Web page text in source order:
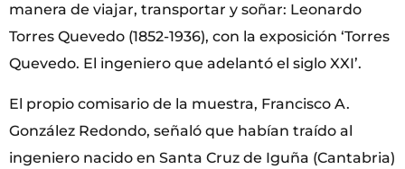
manera de viajar, transportar y soñar: Leonardo
Torres Quevedo (1852-1936), con la exposición ‘Torres
Quevedo. El ingeniero que adelantó el siglo XXI’.
El propio comisario de la muestra, Francisco A.
González Redondo, señaló que habían traído al
ingeniero nacido en Santa Cruz de Iguña (Cantabria)